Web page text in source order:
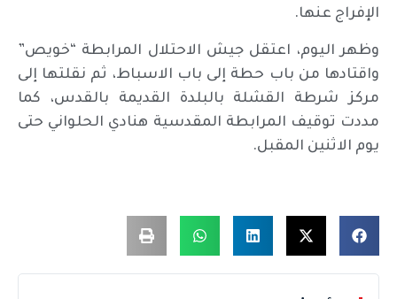
الإفراج عنها.
وظهر اليوم، اعتقل جيش الاحتلال المرابطة “خويص”
واقتادها من باب حطة إلى باب الاسباط، ثم نقلتها إلى
مركز شرطة القشلة بالبلدة القديمة بالقدس، كما
مددت توقيف المرابطة المقدسية هنادي الحلواني حتى
يوم الاثنين المقبل.